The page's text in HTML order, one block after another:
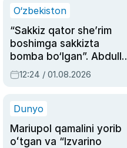
O‘zbekiston
“Sakkiz qator she’rim
boshimga sakkizta
bomba bo‘lgan”. Abdulla
Oripovni siyosiy
ayblovlardan asrab
12:24 / 01.08.2026
Dunyo
Mariupol qamalini yorib
oʻtgan va “Izvarino